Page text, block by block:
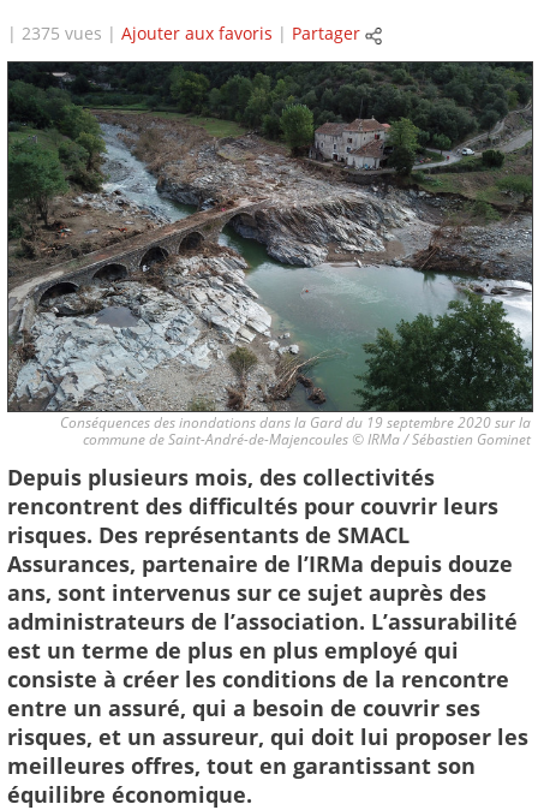
| 2375 vues | Ajouter aux favoris | Partager
Conséquences des inondations dans la Gard du 19 septembre 2020 sur la
commune de Saint-André-de-Majencoules © IRMa / Sébastien Gominet
Depuis plusieurs mois, des collectivités
rencontrent des difficultés pour couvrir leurs
risques. Des représentants de SMACL
Assurances, partenaire de l’IRMa depuis douze
ans, sont intervenus sur ce sujet auprès des
administrateurs de l’association. L’assurabilité
est un terme de plus en plus employé qui
consiste à créer les conditions de la rencontre
entre un assuré, qui a besoin de couvrir ses
risques, et un assureur, qui doit lui proposer les
meilleures offres, tout en garantissant son
équilibre économique.